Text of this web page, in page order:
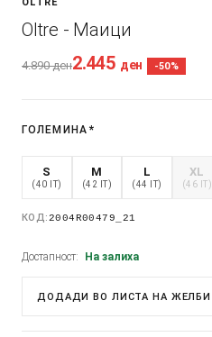
OLTRE
Oltre - Маици
4.890ден2.445 ден -50%
ГОЛЕМИНА *
S
(40 IT)
M
(42 IT)
L
(44 IT)
XL
(46 IT)
КОД:2004R00479_21
Достапност: На залиха
ДОДАДИ ВО ЛИСТА НА ЖЕЛБИ